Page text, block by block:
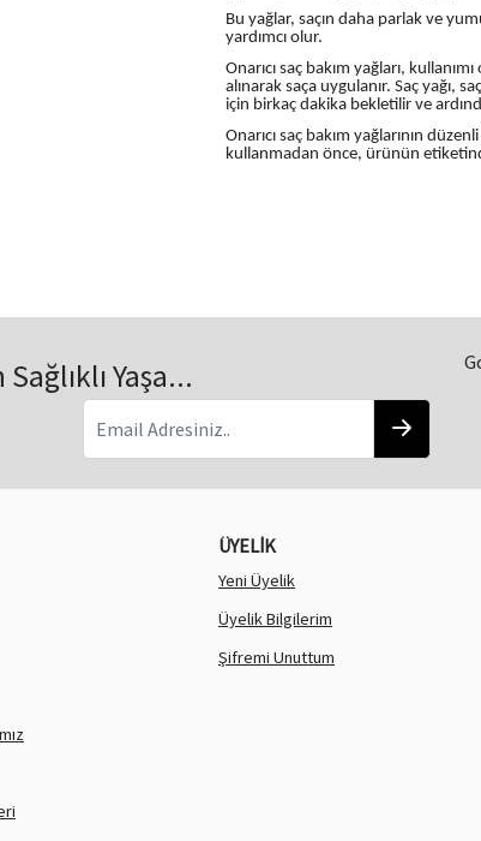
Bu yağlar, saçın daha parlak ve
yardımcı olur.
Onarıcı saç bakım yağları,
alınarak saça uygulanır. Saç yağı,
için birkaç dakika bekletilir ve
Onarıcı saç bakım yağlarının
kullanmadan önce, ürünün
Yaşa...
ÜYELİK
Yeni Üyelik
Üyelik Bilgilerim
Şifremi Unuttum